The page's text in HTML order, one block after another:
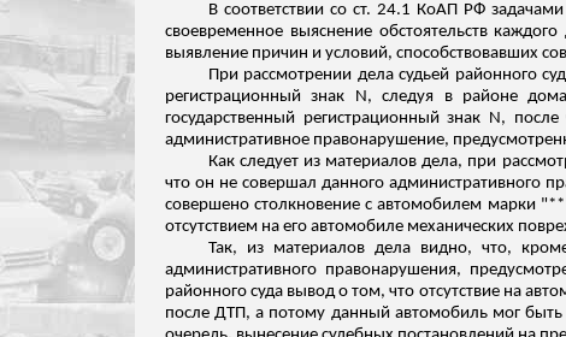
В соответствии со ст. 24.1 КоАП РФ
своевременное выяснение обстоятельств
выявление причин и условий, способствовавших
При рассмотрении дела судьей районного
регистрационный знак N, следуя в районе
государственный регистрационный знак N,
административное правонарушение,
Как следует из материалов дела, при
что он не совершал данного административного
совершено столкновение с автомобилем марки
отсутствием на его автомобиле механических
Так, из материалов дела видно, что,
административного правонарушения,
районного суда вывод о том, что отсутствие на
после ДТП, а потому данный автомобиль мог